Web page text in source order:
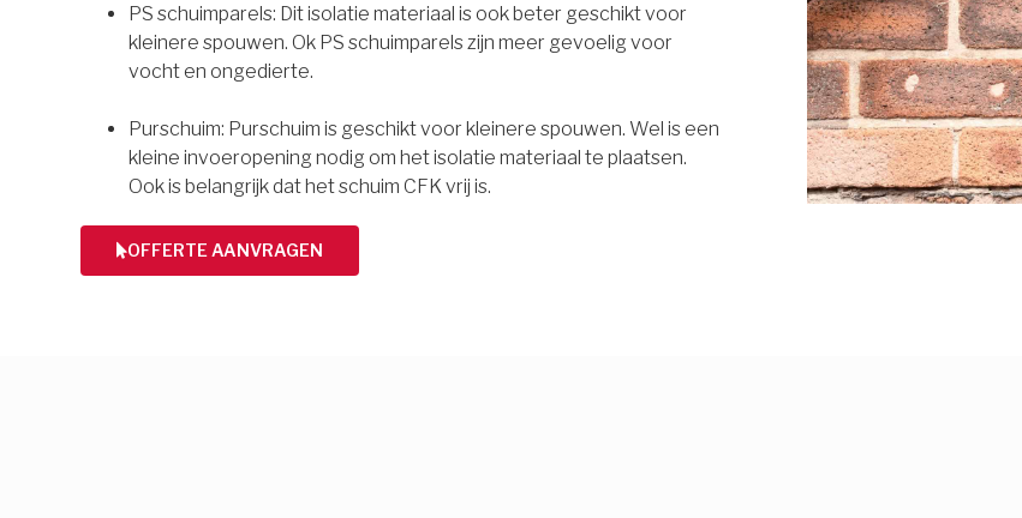
PS schuimparels: Dit isolatie materiaal is ook beter geschikt voor
kleinere spouwen. Ok PS schuimparels zijn meer gevoelig voor
vocht en ongedierte.
Purschuim: Purschuim is geschikt voor kleinere spouwen. Wel is een
kleine invoeropening nodig om het isolatie materiaal te plaatsen.
Ook is belangrijk dat het schuim CFK vrij is.
OFFERTE AANVRAGEN